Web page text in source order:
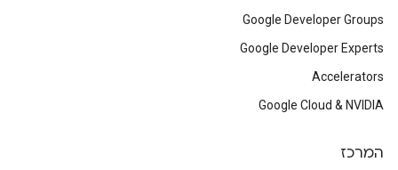
Google Developer Groups
Google Developer Experts
Accelerators
Google Cloud & NVIDIA
המרכז